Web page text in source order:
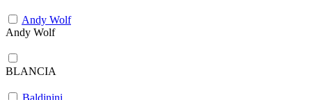
Andy Wolf
Andy Wolf
BLANCIA
Baldinini